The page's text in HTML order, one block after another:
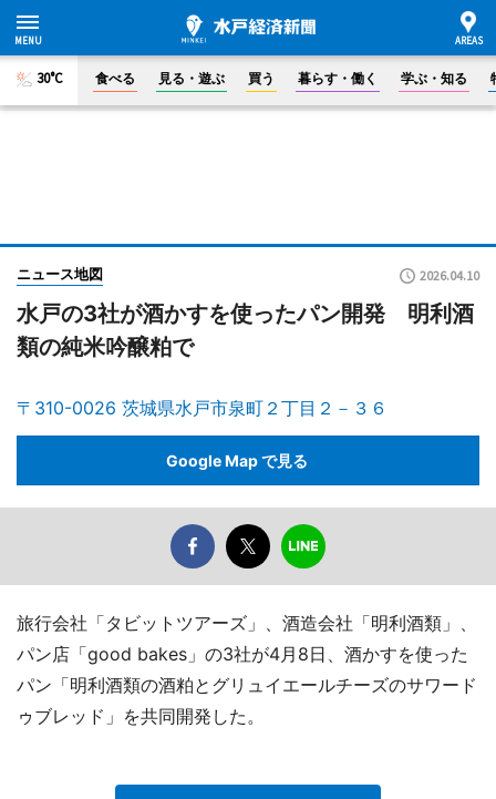
30°C 食べる 見る・遊ぶ 買う 暮らす・働く 学ぶ・知る
ニュース地図 2026.04.10
水戸の3社が酒かすを使ったパン開発 明利酒
類の純米吟醸粕で
〒310-0026 茨城県水戸市泉町２丁目２－３６
Google Map で見る
旅行会社「タビットツアーズ」、酒造会社「明利酒類」、
パン店「good bakes」の3社が4月8日、酒かすを使った
パン「明利酒類の酒粕とグリュイエールチーズのサワード
ゥブレッド」を共同開発した。